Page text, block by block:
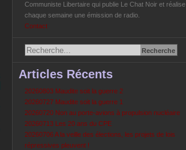
Communiste Libertaire qui publie Le Chat Noir et réalise
chaque semaine une émission de radio.
Contact
Articles Récents
20260803 Maudite soit la guerre 2
20260727 Maudite soit la guerre 1
20260720 Non au porte-avions à propulsion nucléaire
20260713 Les 20 ans du CPE
20260706 A la veille des élections, les projets de lois
répressives pleuvent !